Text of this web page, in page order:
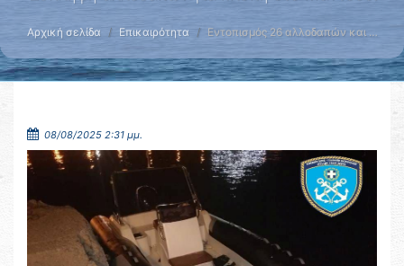
Αρχική σελίδα Επικαιρότητα Εντοπισμός 26 αλλοδαπών και …
08/08/2025 2:31 μμ.